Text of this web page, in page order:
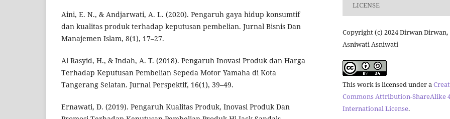
Aini, E. N., & Andjarwati, A. L. (2020). Pengaruh gaya hidup konsumtif
dan kualitas produk terhadap keputusan pembelian. Jurnal Bisnis Dan
Manajemen Islam, 8(1), 17–27.
Al Rasyid, H., & Indah, A. T. (2018). Pengaruh Inovasi Produk dan Harga
Terhadap Keputusan Pembelian Sepeda Motor Yamaha di Kota
Tangerang Selatan. Jurnal Perspektif, 16(1), 39–49.
Ernawati, D. (2019). Pengaruh Kualitas Produk, Inovasi Produk Dan
LICENSE
Copyright (c) 2024 Dirwan Dirwan,
Asniwati Asniwati
This work is licensed under a
Commons Attribution-ShareAlike
International License.